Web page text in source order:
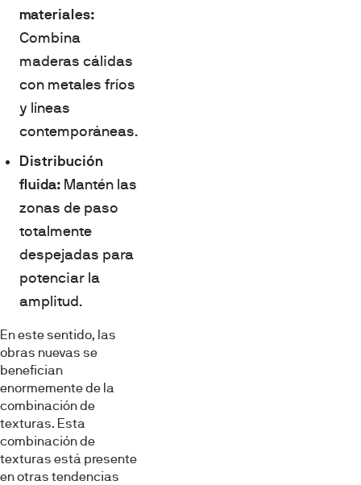
materiales:
Combina
maderas cálidas
con metales fríos
y líneas
contemporáneas.
Distribución
fluida: Mantén las
zonas de paso
totalmente
despejadas para
potenciar la
amplitud.
En este sentido, las
obras nuevas se
benefician
enormemente de la
combinación de
texturas. Esta
combinación de
texturas está presente
en otras tendencias